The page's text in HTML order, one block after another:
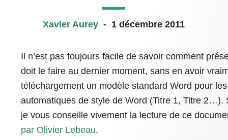
Xavier Aurey - 1 décembre 2011
Il n’est pas toujours facile de savoir comment
doit le faire au dernier moment, sans en avoir
téléchargement un modèle standard Word pour
automatiques de style de Word (Titre 1, Titre
je vous conseille vivement la lecture de ce
par Olivier Lebeau.